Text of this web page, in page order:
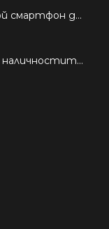
Подробно ръководство: Кой смартфон да купиш през 2026 г.?
OnePlus официално изчерпа наличностите си от телефони на основни пазари